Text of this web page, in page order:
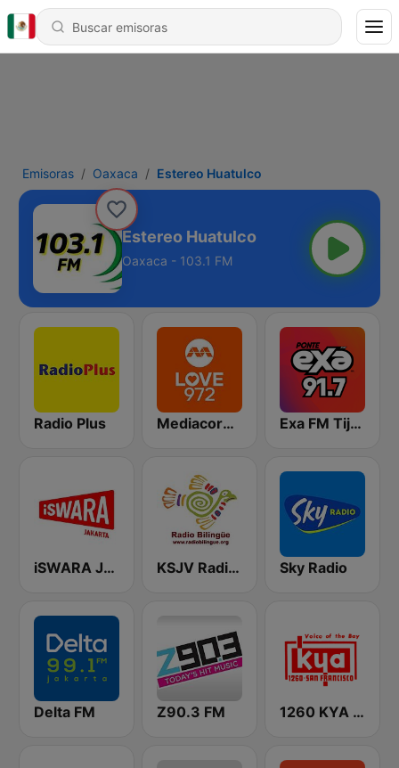
Emisoras Oaxaca Estereo Huatulco
Estereo Huatulco
Oaxaca - 103.1 FM
Radio Plus Mediacorp LOVE 972 Exa FM Tijuana
iSWARA Jakarta KSJV Radio Bilingüe 91.5 FM Sky Radio
Delta FM Z90.3 FM 1260 KYA Golden Gate Great Oldies